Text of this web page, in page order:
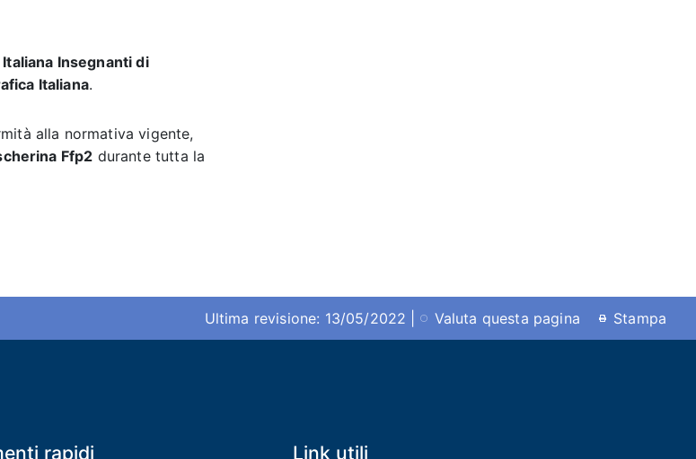
Insegnanti di
Italiana.
alla normativa vigente,
Ffp2 durante tutta la
Ultima revisione: 13/05/2022 | Valuta questa pagina Stampa
rapidi Link utili